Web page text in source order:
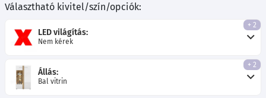
Választható kivitel/szín/opciók:
LED világítás:
Nem kérek
+ 2
Állás:
Bal vitrin
+ 2